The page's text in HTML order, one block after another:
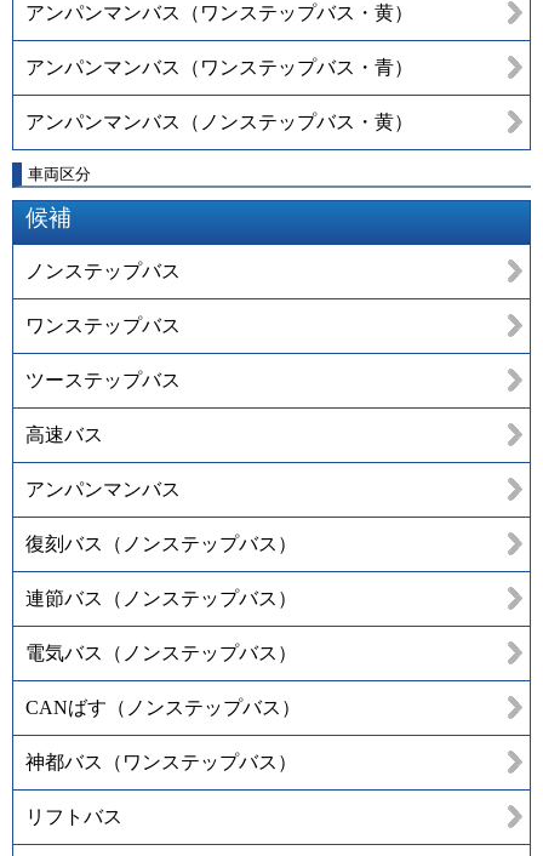
アンパンマンバス（ワンステップバス・黄）
アンパンマンバス（ワンステップバス・青）
アンパンマンバス（ノンステップバス・黄）
車両区分
候補
ノンステップバス
ワンステップバス
ツーステップバス
高速バス
アンパンマンバス
復刻バス（ノンステップバス）
連節バス（ノンステップバス）
電気バス（ノンステップバス）
CANばす（ノンステップバス）
神都バス（ワンステップバス）
リフトバス